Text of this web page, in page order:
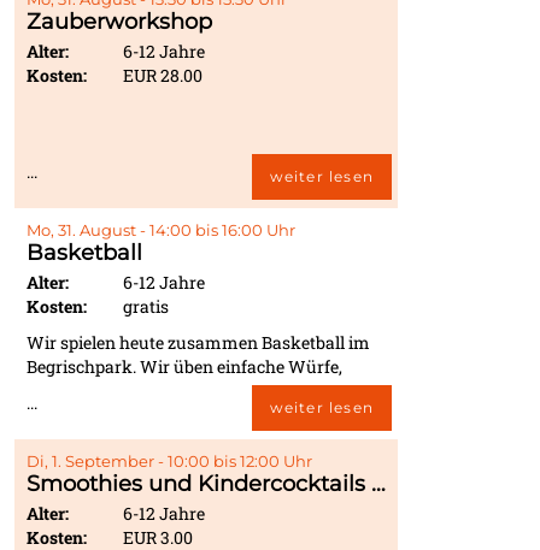
lieber würfeln und strategisch denken
möchtest – für jeden ist etwas dabei. Mach
dich bereit für eine spannende Reise durch die
Zauberworkshop
Alter:
6-12 Jahre
Kosten:
EUR 28.00
... weiter lesen
Mo, 31. August - 14:00 bis 16:00 Uhr
Basketball
Alter:
6-12 Jahre
Kosten:
gratis
Wir spielen heute zusammen Basketball im
Begrischpark. Wir üben einfache Würfe,
Dribblings und Teamaktionen und haben
dabei jede Menge Spaß. Egal ob Anfänger
oder schon Profi – beim Basketball ist für alle
etwas dabei. Freu dich auf ein spannendes,
schnelles Spiel voller Bewegung, Teamgeist
und Action!
... weiter lesen
Di, 1. September - 10:00 bis 12:00 Uhr
Smoothies und Kindercocktails mixen
Alter:
6-12 Jahre
Kosten:
EUR 3.00